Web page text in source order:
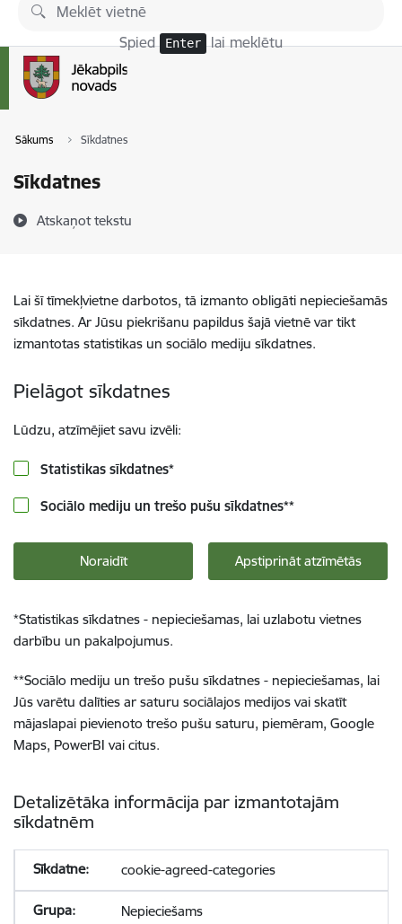
Pāriet uz lapas saturu
Spied Enter lai meklētu
Sākums Sīkdatnes
Sīkdatnes
Atskaņot tekstu
Lai šī tīmekļvietne darbotos, tā izmanto obligāti nepieciešamās
sīkdatnes. Ar Jūsu piekrišanu papildus šajā vietnē var tikt
izmantotas statistikas un sociālo mediju sīkdatnes.
Pielāgot sīkdatnes
Lūdzu, atzīmējiet savu izvēli:
Statistikas sīkdatnes*
Sociālo mediju un trešo pušu sīkdatnes**
Noraidīt Apstiprināt atzīmētās
*Statistikas sīkdatnes - nepieciešamas, lai uzlabotu vietnes
darbību un pakalpojumus.
**Sociālo mediju un trešo pušu sīkdatnes - nepieciešamas, lai
Jūs varētu dalīties ar saturu sociālajos medijos vai skatīt
mājaslapai pievienoto trešo pušu saturu, piemēram, Google
Maps, PowerBI vai citus.
Detalizētāka informācija par izmantotajām
sīkdatnēm
cookie-agreed-categories
Nepieciešams